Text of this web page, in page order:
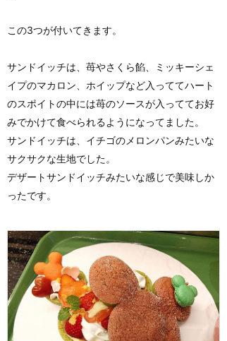
この3つが付いてきます。
サンドイッチは、苺やさくら餡、ミッキーシェ
イプのマカロン、ホイップなど入っててハート
のスポイトの中には苺のソースが入っててお好
みでかけて食べられるようになってました。
サンドイッチは、イチゴのメロンパンみたいな
サクサクな生地でした。
デザートサンドイッチみたいな感じで美味しか
ったです。